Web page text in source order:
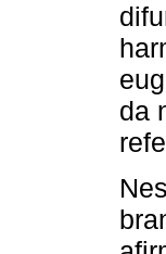
da